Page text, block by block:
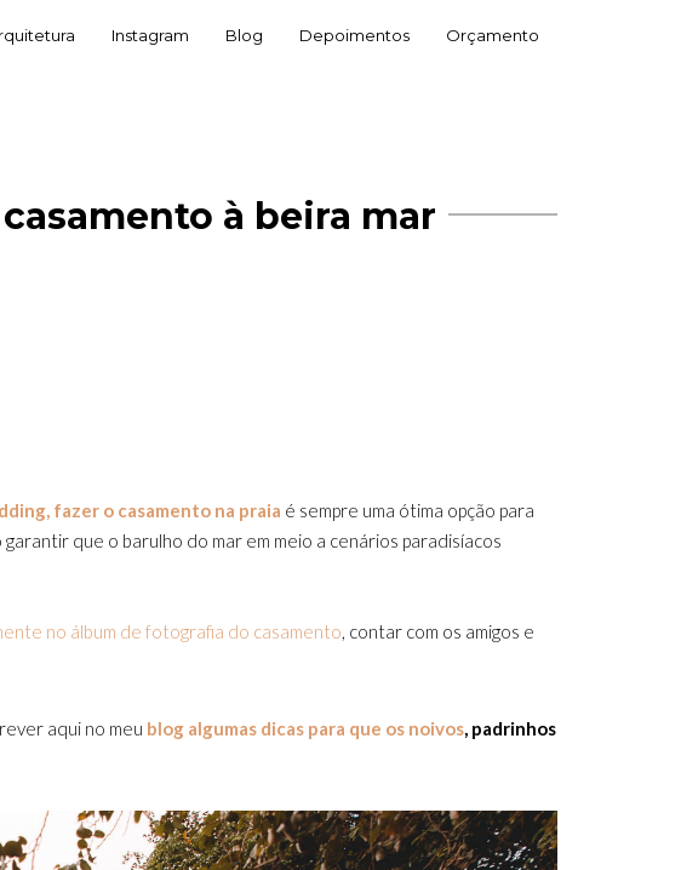
Instagram Blog Depoimentos Orçamento
à beira mar
fazer o casamento na praia é sempre uma ótima opção para
garantir que o barulho do mar em meio a cenários paradisíacos
no álbum de fotografia do casamento, contar com os amigos e
aqui no meu blog algumas dicas para que os noivos, padrinhos